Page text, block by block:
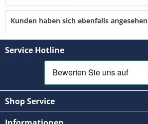
Kunden haben sich ebenfalls angesehen
Service Hotline
Shop Service